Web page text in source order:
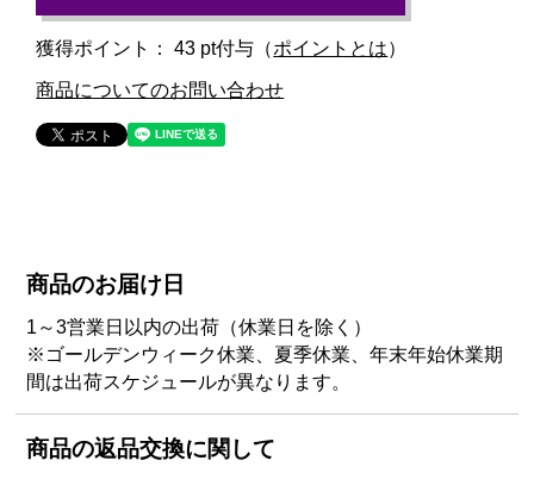
獲得ポイント： 43 pt付与（ポイントとは）
商品についてのお問い合わせ
商品のお届け日
1～3営業日以内の出荷（休業日を除く）
※ゴールデンウィーク休業、夏季休業、年末年始休業期
間は出荷スケジュールが異なります。
商品の返品交換に関して